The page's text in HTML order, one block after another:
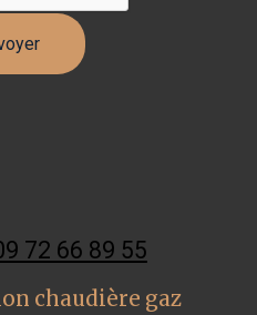
72 66 89 55
chaudière gaz